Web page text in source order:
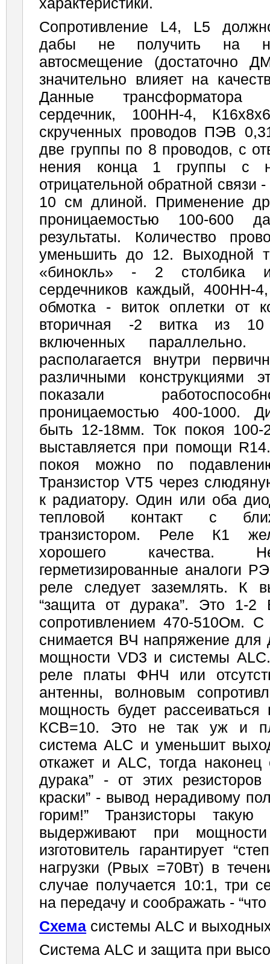
Сопротивление L4, L5
дабы не получить на
автосмещение (достаточно
значительно влияет на
Данные трансформатора
сердечник, 100НН-4,
скрученных проводов ПЭВ
две группы по 8 проводов, с
нения конца 1 группы с
отрицательной обратной
10 см длиной. Применение
про­ницаемостью 100-600
результаты. Количество
уменьшить до 12. Выходной
«бинокль» - 2 столбика
сердечников каждый, 400НН-
обмотка - виток оплетки от
вторичная -2 витка из
включенных параллельно.
располагается внутри
различными конст­рукциями
показали
проницаемостью 400-1000.
быть 12-18мм. Ток покоя 100-
выс­тавляется при помощи
покоя можно по
Транзистор VT5 через
к радиатору. Один или оба
тепловой контакт с
транзистором. Реле К1
хорошего качества.
герметизированные аналоги
реле следует заземлять. К
“защита от дурака”. Это 1-2
сопротивлением 470-510Ом. С
снимается ВЧ напряжение для
мощности VD3 и сис­темы
реле платы ФНЧ или
антенны, волновым
мощность будет рассеиваться
КСВ=10. Это не так уж и
система ALC и уменьшит
откажет и ALC, тогда наконец
дурака” - от этих
краски” - вывод нерадивому
горим!” Транзисторы такую
выдерживают при
изготовитель гарантирует
нагрузки (Рвых =70Вт) в
случае получается 10:1, три
на передачу и соображать -
Схема системы АLC и
Система ALC и защита при